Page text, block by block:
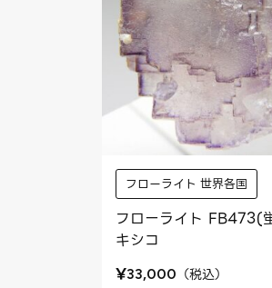
フローライト 世界各国
フローライト FB473(
キシコ
¥33,000 （税込）